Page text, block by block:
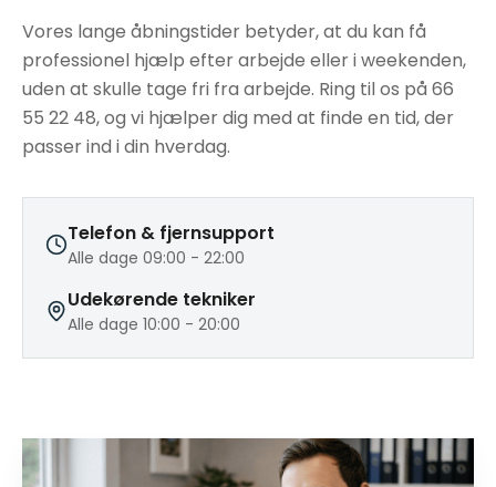
Vores lange åbningstider betyder, at du kan få
professionel hjælp efter arbejde eller i weekenden,
uden at skulle tage fri fra arbejde. Ring til os på 66
55 22 48, og vi hjælper dig med at finde en tid, der
passer ind i din hverdag.
Telefon & fjernsupport
Alle dage 09:00 - 22:00
Udekørende tekniker
Alle dage 10:00 - 20:00